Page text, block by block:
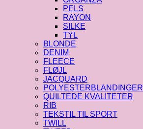
PELS
RAYON
SILKE
TYL
BLONDE
DENIM
FLEECE
FLØJL
JACQUARD
POLYESTERBLANDINGER
QUILTEDE KVALITETER
RIB
TEKSTIL TIL SPORT
TWILL